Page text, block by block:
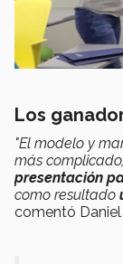
Los
"El modelo y
más
presentación
como resultado
comentó